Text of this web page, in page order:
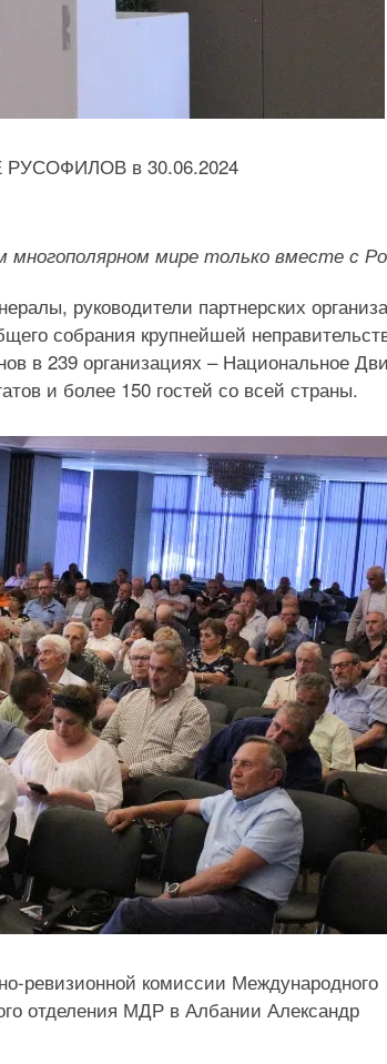
в 30.06.2024
мире только вместе с
руководители партнерских
собрания крупнейшей
в 239 организациях – Национальное
и более 150 гостей со всей страны.
ревизионной комиссии Международного
отделения МДР в Албании Александр